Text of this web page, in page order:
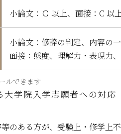
小論文：Ｃ 以上、面接：C 以
小論文： 修辞の判定、内容の
面接： 態度、理解力・表現力
ルできます
学院入学志願者への対応
のある方が、受験上・修学上不